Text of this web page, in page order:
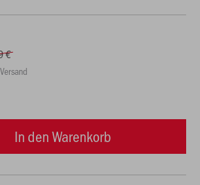
€
In den Warenkorb